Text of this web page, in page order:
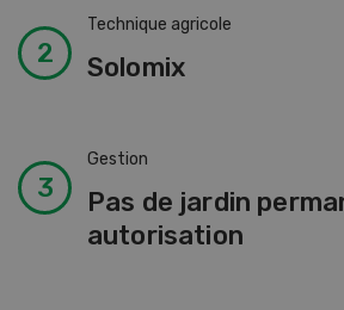
Technique agricole
Solomix
Gestion
Pas de jardin
autorisation